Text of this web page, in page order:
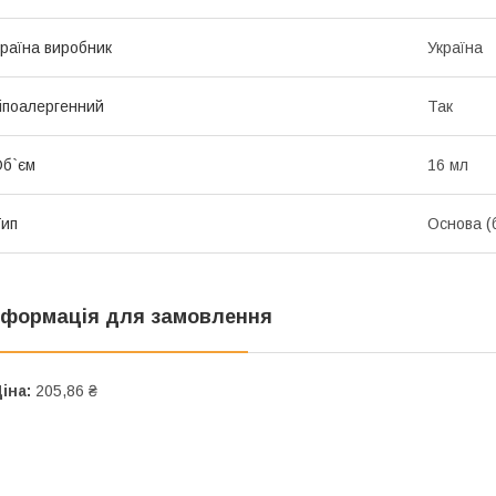
виробник Україна
Так
16 мл
Основа
для замовлення
205,86 ₴